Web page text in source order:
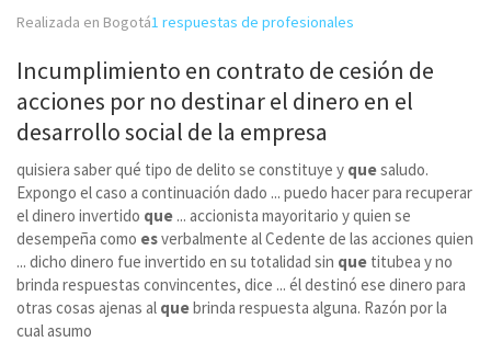
Realizada en Bogotá1 respuestas de profesionales
Incumplimiento en contrato de cesión de
acciones por no destinar el dinero en el
desarrollo social de la empresa
quisiera saber qué tipo de delito se constituye y quesaludo.
Expongo el caso a continuación dado ... puedo hacer para recuperar
el dinero invertido que ... accionista mayoritario y quien se
desempeña como esverbalmente al Cedente de las acciones quien
... dicho dinero fue invertido en su totalidad sin que titubea y no
brinda respuestas convincentes, dice ... él destinó ese dinero para
otras cosas ajenas al quebrinda respuesta alguna. Razón por la
cual asumo